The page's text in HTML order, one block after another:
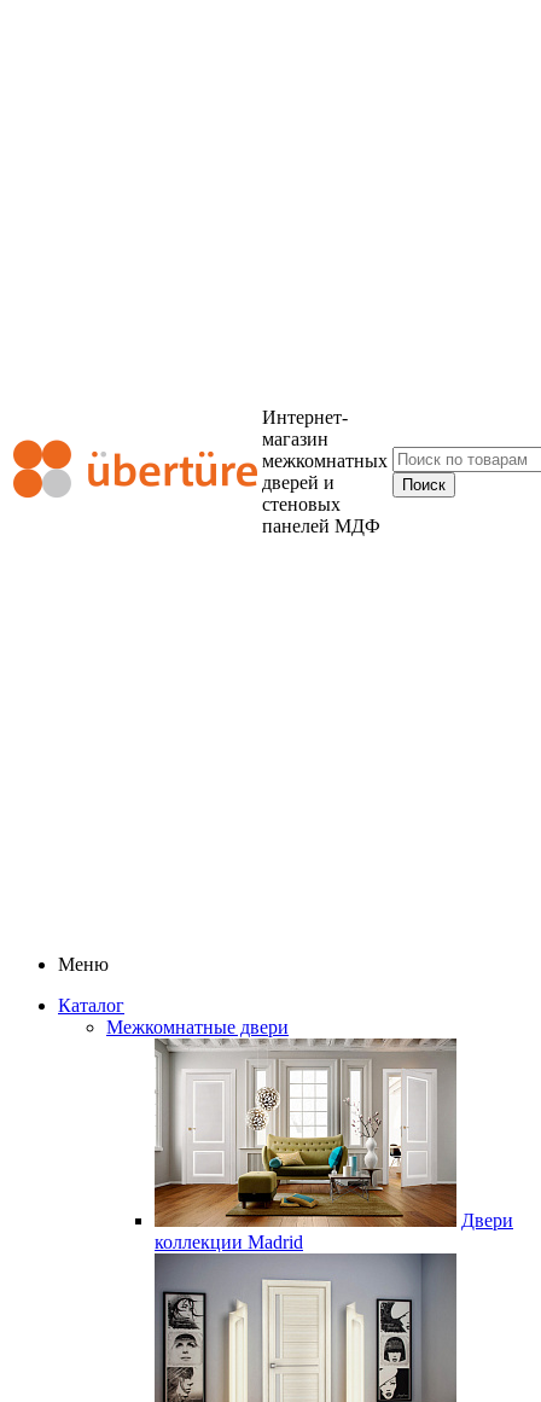
Интернет-
магазин
межкомнатных
дверей и
стеновых
панелей МДФ
Меню
Каталог
Межкомнатные двери
Двери
коллекции Madrid